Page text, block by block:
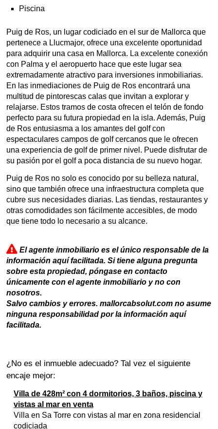
Piscina
Puig de Ros, un lugar codiciado en el sur de Mallorca que
pertenece a Llucmajor, ofrece una excelente oportunidad
para adquirir una casa en Mallorca. La excelente conexión
con Palma y el aeropuerto hace que este lugar sea
extremadamente atractivo para inversiones inmobiliarias.
En las inmediaciones de Puig de Ros encontrará una
multitud de pintorescas calas que invitan a explorar y
relajarse. Estos tramos de costa ofrecen el telón de fondo
perfecto para su futura propiedad en la isla. Además, Puig
de Ros entusiasma a los amantes del golf con
espectaculares campos de golf cercanos que le ofrecen
una experiencia de golf de primer nivel. Puede disfrutar de
su pasión por el golf a poca distancia de su nuevo hogar.
Puig de Ros no solo es conocido por su belleza natural,
sino que también ofrece una infraestructura completa que
cubre sus necesidades diarias. Las tiendas, restaurantes y
otras comodidades son fácilmente accesibles, de modo
que tiene todo lo necesario a su alcance.
El agente inmobiliario es el único responsable de la
información aquí facilitada. Si tiene alguna pregunta
sobre esta propiedad, póngase en contacto
únicamente con el agente inmobiliario y no con
nosotros.
Salvo cambios y errores. mallorcabsolut.com no asume
ninguna responsabilidad por la información aquí
facilitada.
¿No es el inmueble adecuado? Tal vez el siguiente
encaje mejor:
Villa de 428m² con 4 dormitorios, 3 baños, piscina y
vistas al mar en venta
Villa en Sa Torre con vistas al mar en zona residencial
codiciada